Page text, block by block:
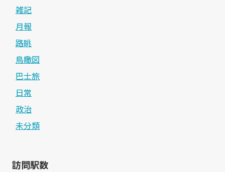
雑記
月報
路眺
鳥瞰図
巴士旅
日常
政治
未分類
訪問駅数